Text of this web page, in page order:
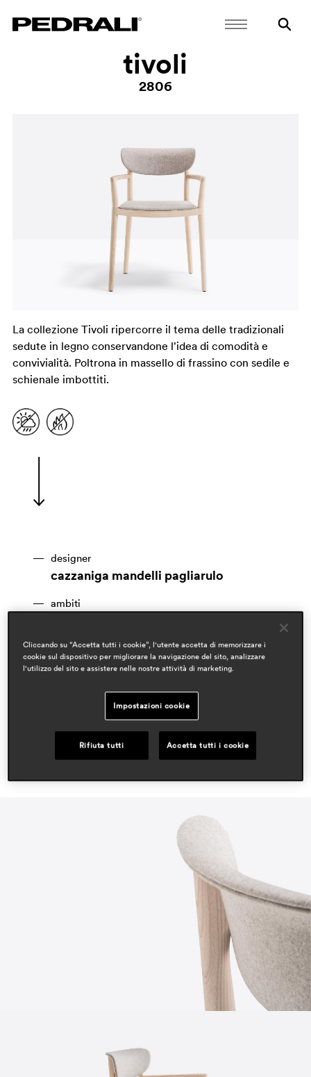
tivoli
2806
La collezione Tivoli ripercorre il tema delle tradizionali
sedute in legno conservandone l'idea di comodità e
convivialità. Poltrona in massello di frassino con sedile e
schienale imbottiti.
designer
cazzaniga mandelli pagliarulo
ambiti
rassegna stampa
Cliccando su “Accetta tutti i cookie”, l'utente accetta di memorizzare i
cookie sul dispositivo per migliorare la navigazione del sito, analizzare
l'utilizzo del sito e assistere nelle nostre attività di marketing.
Impostazioni cookie
Rifiuta tutti Accetta tutti i cookie